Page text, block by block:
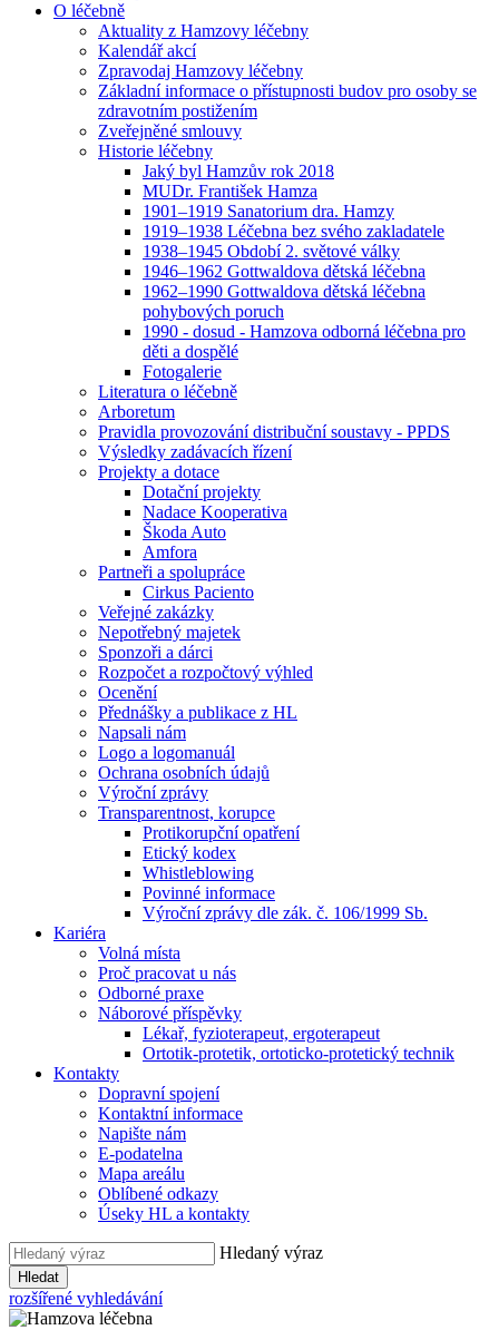
O léčebně
Aktuality z Hamzovy léčebny
Kalendář akcí
Zpravodaj Hamzovy léčebny
Základní informace o přístupnosti budov pro osoby se
zdravotním postižením
Zveřejněné smlouvy
Historie léčebny
Jaký byl Hamzův rok 2018
MUDr. František Hamza
1901–1919 Sanatorium dra. Hamzy
1919–1938 Léčebna bez svého zakladatele
1938–1945 Období 2. světové války
1946–1962 Gottwaldova dětská léčebna
1962–1990 Gottwaldova dětská léčebna
pohybových poruch
1990 - dosud - Hamzova odborná léčebna pro
děti a dospělé
Fotogalerie
Literatura o léčebně
Arboretum
Pravidla provozování distribuční soustavy - PPDS
Výsledky zadávacích řízení
Projekty a dotace
Dotační projekty
Nadace Kooperativa
Škoda Auto
Amfora
Partneři a spolupráce
Cirkus Paciento
Veřejné zakázky
Nepotřebný majetek
Sponzoři a dárci
Rozpočet a rozpočtový výhled
Ocenění
Přednášky a publikace z HL
Napsali nám
Logo a logomanuál
Ochrana osobních údajů
Výroční zprávy
Transparentnost, korupce
Protikorupční opatření
Etický kodex
Whistleblowing
Povinné informace
Výroční zprávy dle zák. č. 106/1999 Sb.
Kariéra
Volná místa
Proč pracovat u nás
Odborné praxe
Náborové příspěvky
Lékař, fyzioterapeut, ergoterapeut
Ortotik-protetik, ortoticko-protetický technik
Kontakty
Dopravní spojení
Kontaktní informace
Napište nám
E-podatelna
Mapa areálu
Oblíbené odkazy
Úseky HL a kontakty
Hledaný výraz
Hledat
rozšířené vyhledávání